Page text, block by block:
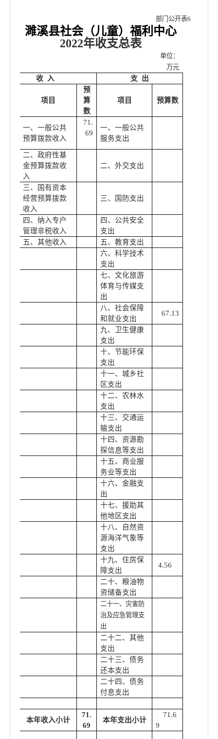
部门公开表6
濉溪县社会（儿童）福利中心
2022年收支总表
单位：
万元
收 入 支 出
项目
预
算
数
项目 预算数
一、一般公共
预算拨款收入
71.
69
一、一般公共
服务支出
二、政府性基
金预算拨款收
入
二、外交支出
三、国有资本
经营预算拨款
收入
三、国防支出
四、纳入专户
管理非税收入
四、公共安全
支出
五、其他收入
五、教育支出
六、科学技术
支出
七、文化旅游
体育与传媒支
出
八、社会保障
和就业支出
67.13
九、卫生健康
支出
十、节能环保
支出
十一、城乡社
区支出
十二、农林水
支出
十三、交通运
输支出
十四、资源勘
探信息等支出
十五、商业服
务业等支出
十六、金融支
出
十七、援助其
他地区支出
十八、自然资
源海洋气象等
支出
十九、住房保
障支出
4.56
二十、粮油物
资储备支出
二十一、灾害防
治及应急管理支
出
二十二、其他
支出
二十三、债务
还本支出
二十四、债务
付息支出
本年收入小计
71.
69
本年支出小计
71.6
9